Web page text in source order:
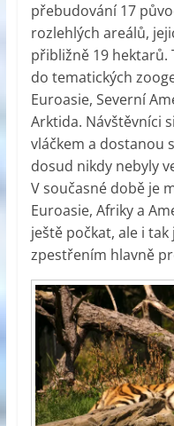
přebudování 17
rozlehlých areálů,
přibližně 19 hektarů.
do tematických
Euroasie, Severní
Arktida. Návštěvníci
vláčkem a dostanou
dosud nikdy nebyly
V současné době je
Euroasie, Afriky a
ještě počkat, ale i
zpestřením hlavně